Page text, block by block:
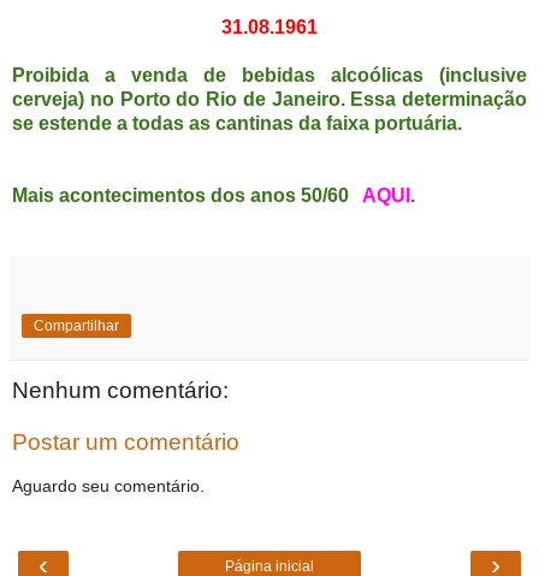
31.08.1961
Proibida a venda de bebidas alcoólicas (inclusive
cerveja) no Porto do Rio de Janeiro. Essa determinação
se estende a todas as cantinas da faixa portuária.
Mais acontecimentos dos anos 50/60 AQUI .
Compartilhar
Nenhum comentário:
Postar um comentário
Aguardo seu comentário.
‹ ›
Página inicial